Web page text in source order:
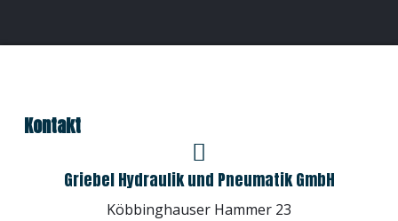
Kontakt
Griebel Hydraulik und Pneumatik GmbH
Köbbinghauser Hammer 23